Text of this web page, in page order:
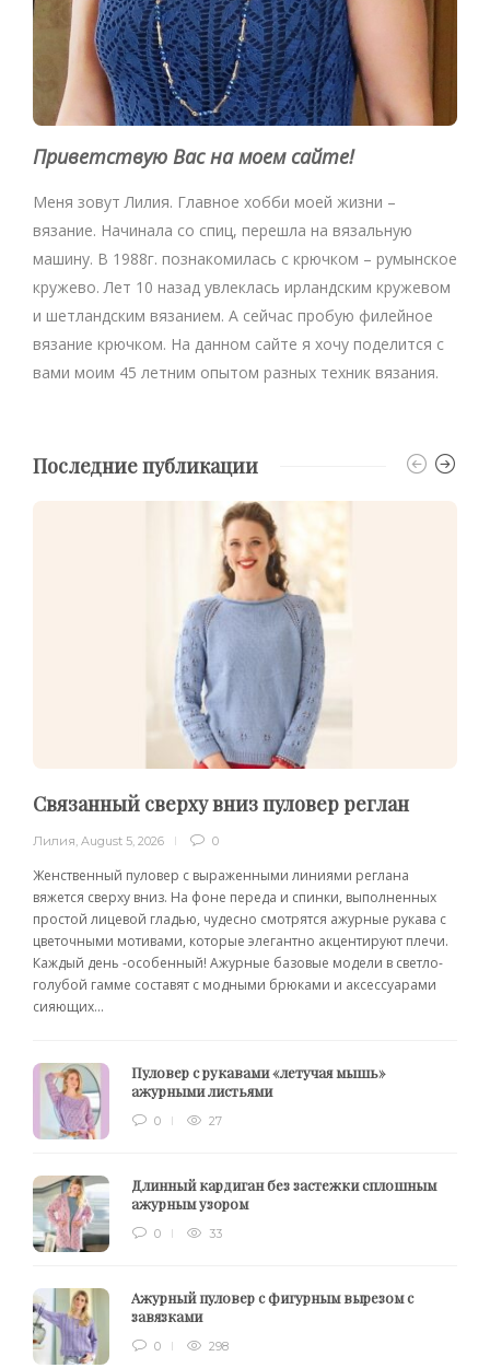
Приветствую Вас на моем сайте!
Меня зовут Лилия. Главное хобби моей жизни –
вязание. Начинала со спиц, перешла на вязальную
машину. В 1988г. познакомилась с крючком – румынское
кружево. Лет 10 назад увлеклась ирландским кружевом
и шетландским вязанием. А сейчас пробую филейное
вязание крючком. На данном сайте я хочу поделится с
вами моим 45 летним опытом разных техник вязания.
Последние публикации
Связанный сверху вниз пуловер реглан
Лилия August 5, 2026 0
Женственный пуловер с выраженными линиями реглана
вяжется сверху вниз. На фоне переда и спинки, выполненных
простой лицевой гладью, чудесно смотрятся ажурные рукава с
цветочными мотивами, которые элегантно акцентируют плечи.
Каждый день -особенный! Ажурные базовые модели в светло-
голубой гамме составят с модными брюками и аксессуарами
сияющих...
Пуловер с рукавами «летучая мышь»
ажурными листьями
0 27
Длинный кардиган без застежки сплошным
ажурным узором
0 33
Ажурный пуловер с фигурным вырезом с
завязками
0 298